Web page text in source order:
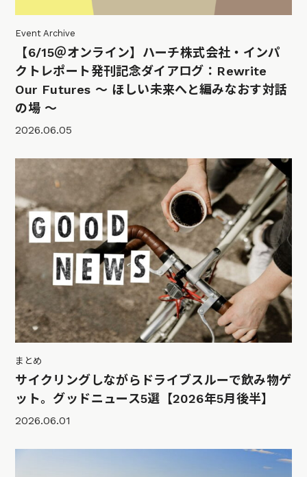
Event Archive
【6/15＠オンライン】ハーチ株式会社・インパ
クトレポート発刊記念ダイアログ：Rewrite
Our Futures 〜 ほしい未来へと編みなおす対話
の場 〜
2026.06.05
まとめ
サイクリングしながらドライブスルーで飲み物ゲ
ット。グッドニュース5選【2026年5月後半】
2026.06.01